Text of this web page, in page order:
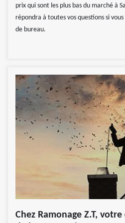
prix qui sont les plus bas du marché à
répondra à toutes vos questions si
de bureau.
Chez Ramonage Z.T,